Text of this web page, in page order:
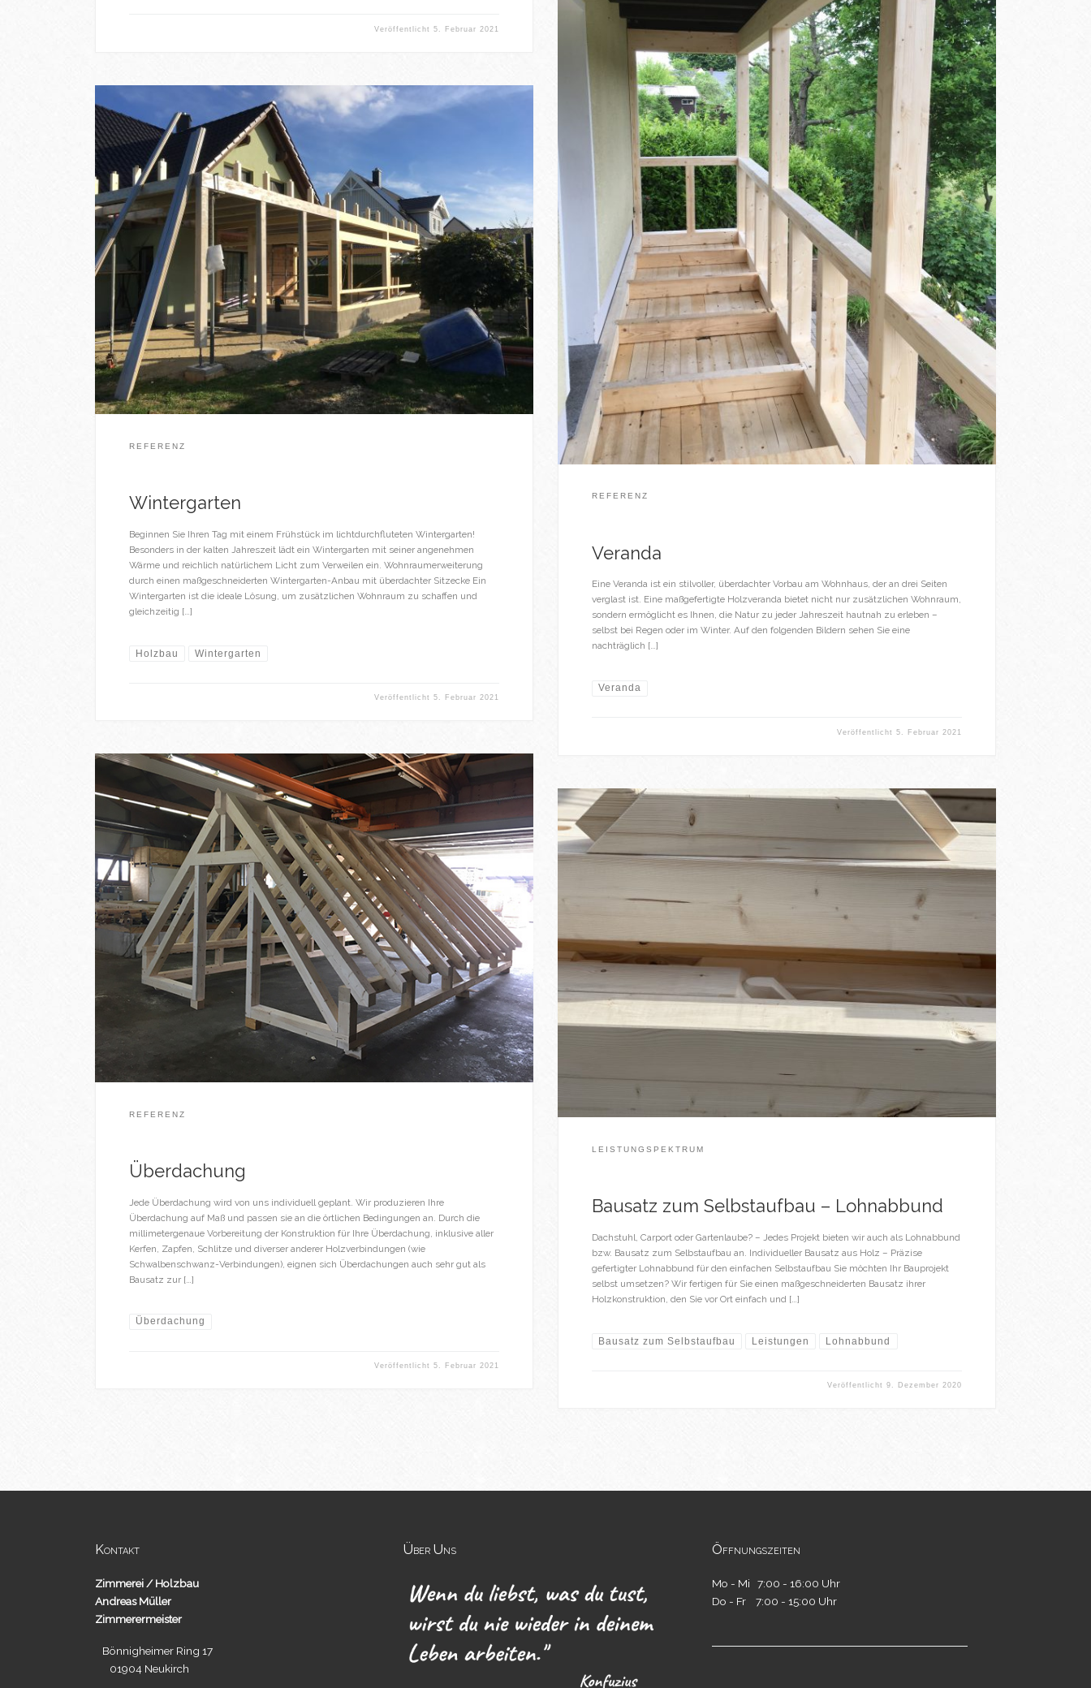
Veröffentlicht 5. Februar 2021
REFERENZ
Veranda
Eine Veranda ist ein stilvoller, überdachter Vorbau am Wohnhaus, der an drei Seiten
verglast ist. Eine maßgefertigte Holzveranda bietet nicht nur zusätzlichen Wohnraum,
sondern ermöglicht es Ihnen, die Natur zu jeder Jahreszeit hautnah zu erleben –
selbst bei Regen oder im Winter. Auf den folgenden Bildern sehen Sie eine
nachträglich […]
Veranda
Veröffentlicht 5. Februar 2021
REFERENZ
Wintergarten
Beginnen Sie Ihren Tag mit einem Frühstück im lichtdurchfluteten Wintergarten!
Besonders in der kalten Jahreszeit lädt ein Wintergarten mit seiner angenehmen
Wärme und reichlich natürlichem Licht zum Verweilen ein. Wohnraumerweiterung
durch einen maßgeschneiderten Wintergarten-Anbau mit überdachter Sitzecke Ein
Wintergarten ist die ideale Lösung, um zusätzlichen Wohnraum zu schaffen und
gleichzeitig […]
Holzbau Wintergarten
Veröffentlicht 5. Februar 2021
REFERENZ
Überdachung
Jede Überdachung wird von uns individuell geplant. Wir produzieren Ihre
Überdachung auf Maß und passen sie an die örtlichen Bedingungen an. Durch die
millimetergenaue Vorbereitung der Konstruktion für Ihre Überdachung, inklusive aller
Kerfen, Zapfen, Schlitze und diverser anderer Holzverbindungen (wie
Schwalbenschwanz-Verbindungen), eignen sich Überdachungen auch sehr gut als
Bausatz zur […]
Überdachung
Veröffentlicht 5. Februar 2021
LEISTUNGSPEKTRUM
Bausatz zum Selbstaufbau – Lohnabbund
Dachstuhl, Carport oder Gartenlaube? – Jedes Projekt bieten wir auch als Lohnabbund
bzw. Bausatz zum Selbstaufbau an. Individueller Bausatz aus Holz – Präzise
gefertigter Lohnabbund für den einfachen Selbstaufbau Sie möchten Ihr Bauprojekt
selbst umsetzen? Wir fertigen für Sie einen maßgeschneiderten Bausatz ihrer
Holzkonstruktion, den Sie vor Ort einfach und […]
Bausatz zum Selbstaufbau Leistungen Lohnabbund
Veröffentlicht 9. Dezember 2020
Kontakt
Zimmerei / Holzbau
Andreas Müller
Zimmerermeister
Bönnigheimer Ring 17
01904 Neukirch
Über Uns Öffnungszeiten
Mo - Mi 7:00 - 16:00 Uhr
Do - Fr 7:00 - 15:00 Uhr